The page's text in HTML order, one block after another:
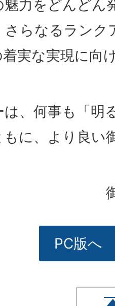
魅力をどんどん
らなるランク
実な実現に向
、何事も「明
に、より良い
PC版へ